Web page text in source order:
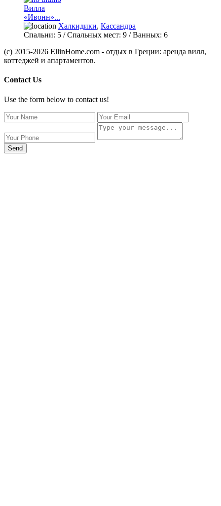
Вилла
«Ивонн»...
Халкидики, Кассандра
Спальни: 5 / Спальных мест: 9 /Ванных: 6
(c) 2015-2026 EllinHome.com - отдых в Греции: аренда вилл,
коттеджей и апартаментов.
Contact Us
Use the form below to contact us!
Send